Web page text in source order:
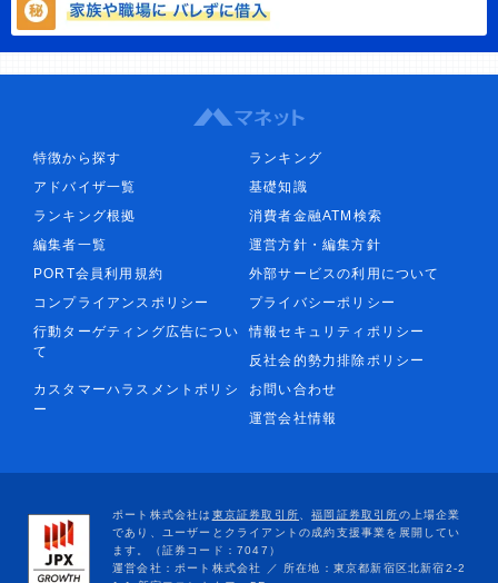
特徴から探す
ランキング
アドバイザ一覧
基礎知識
ランキング根拠
消費者金融ATM検索
編集者一覧
運営方針・編集方針
PORT会員利用規約
外部サービスの利用について
コンプライアンスポリシー
プライバシーポリシー
行動ターゲティング広告につい
て
情報セキュリティポリシー
反社会的勢力排除ポリシー
カスタマーハラスメントポリシ
ー
お問い合わせ
運営会社情報